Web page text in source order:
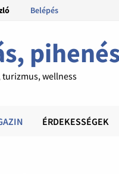
Belépés
turizmus, wellness
ÉRDEKESSÉGEK